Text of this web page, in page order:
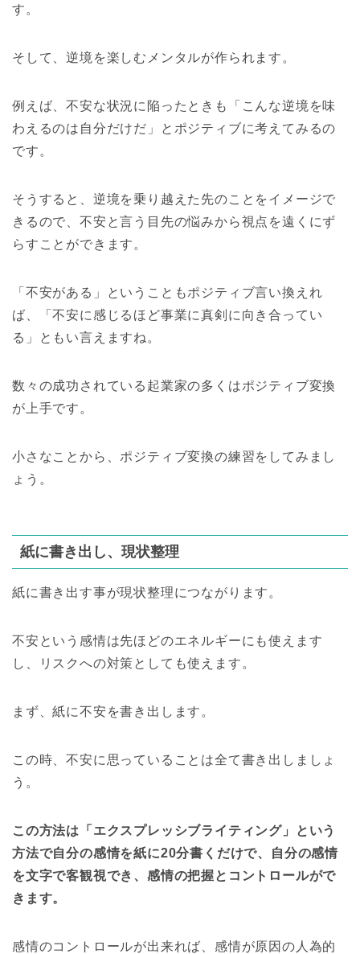
す。
そして、逆境を楽しむメンタルが作られます。
例えば、不安な状況に陥ったときも「こんな逆境を味
わえるのは自分だけだ」とポジティブに考えてみるの
です。
そうすると、逆境を乗り越えた先のことをイメージで
きるので、不安と言う目先の悩みから視点を遠くにず
らすことができます。
「不安がある」ということもポジティブ言い換えれ
ば、「不安に感じるほど事業に真剣に向き合ってい
る」ともい言えますね。
数々の成功されている起業家の多くはポジティブ変換
が上手です。
小さなことから、ポジティブ変換の練習をしてみまし
ょう。
紙に書き出し、現状整理
紙に書き出す事が現状整理につながります。
不安という感情は先ほどのエネルギーにも使えます
し、リスクへの対策としても使えます。
まず、紙に不安を書き出します。
この時、不安に思っていることは全て書き出しましょ
う。
この方法は「エクスプレッシブライティング」という
方法で自分の感情を紙に20分書くだけで、自分の感情
を文字で客観視でき、感情の把握とコントロールがで
きます。
感情のコントロールが出来れば、感情が原因の人為的